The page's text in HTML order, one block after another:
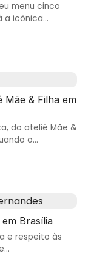
menu cinco
a icônica…
Mãe & Filha em
do ateliê Mãe &
o…
Brasília
e respeito às